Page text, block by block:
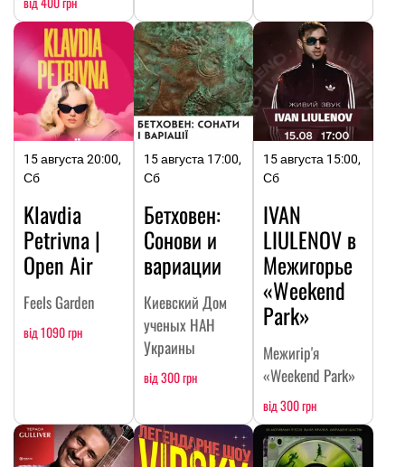
15 августа 20:00,
Сб
Klavdia
Petrivna |
Open Air
Feels Garden
від 1090 грн
15 августа 17:00,
Сб
Бетховен:
Сонови и
вариации
Киевский Дом
ученых НАН
Украины
від 300 грн
15 августа 15:00,
Сб
IVAN
LIULENOV в
Межигорье
«Weekend
Park»
Межигір'я
«Weekend Park»
від 300 грн